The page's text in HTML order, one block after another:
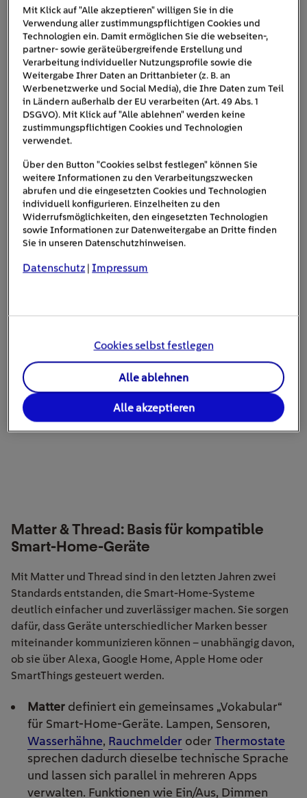
zu einem vordefinierten Zeitpunkt automatisch
geladen, Rollläden fahren passend zur Helligkeit
herunter und Benachrichtigungen informieren
darüber, wenn zum Beispiel dieSmart-Home-
Kameraetwas Wichtiges im Haushalt registriert
– Stichwort:Einbruchschutz.
IHR STROM, IHRE ERSPARNISSE
günstiger ist. Mit EnBW Strom
SparZeit
Bis zu 350 € Bonus sichern
Matter & Thread: Basis für kompatible
Smart-Home-Geräte
Mit Matter und Thread sind in den letzten Jahren zwei
Standards entstanden, die Smart-Home-Systeme
deutlich einfacher und zuverlässiger machen. Sie sorgen
dafür, dass Geräte unterschiedlicher Marken besser
miteinander kommunizieren können – unabhängig davon,
ob sie über Alexa, Google Home, Apple Home oder
SmartThings gesteuert werden.
Matter definiert ein gemeinsames „Vokabular“
für Smart-Home-Geräte. Lampen, Sensoren,
Wasserhähne, Rauchmelder oder Thermostate
sprechen dadurch dieselbe technische Sprache
und lassen sich parallel in mehreren Apps
verwalten. Funktionen wie Ein/Aus, Dimmen
Mit Klick auf "Alle akzeptieren" willigen Sie in die
Verwendung aller zustimmungspflichtigen Cookies und
Technologien ein. Damit ermöglichen Sie die webseiten-,
partner- sowie geräteübergreifende Erstellung und
Verarbeitung individueller Nutzungsprofile sowie die
Weitergabe Ihrer Daten an Drittanbieter (z. B. an
Werbenetzwerke und Social Media), die Ihre Daten zum Teil
in Ländern außerhalb der EU verarbeiten (Art. 49 Abs. 1
DSGVO). Mit Klick auf "Alle ablehnen" werden keine
zustimmungspflichtigen Cookies und Technologien
verwendet.
Über den Button "Cookies selbst festlegen" können Sie
weitere Informationen zu den Verarbeitungszwecken
abrufen und die eingesetzten Cookies und Technologien
individuell konfigurieren. Einzelheiten zu den
Widerrufsmöglichkeiten, den eingesetzten Technologien
sowie Informationen zur Datenweitergabe an Dritte finden
Sie in unseren Datenschutzhinweisen.
Datenschutz |Impressum
Cookies selbst festlegen
Alle ablehnen
Alle akzeptieren